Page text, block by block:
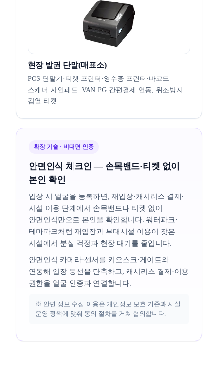
현장 발권 단말(매표소)
POS 단말기·티켓 프린터·영수증 프린터·바코드
스캐너·사인패드. VAN·PG·간편결제 연동, 위조방지
감열 티켓.
확장 기술 · 비대면 인증
안면인식 체크인 — 손목밴드·티켓 없이
본인 확인
입장 시 얼굴을 등록하면, 재입장·캐시리스 결제·
시설 이용 단계에서 손목밴드나 티켓 없이
안면인식만으로 본인을 확인합니다. 워터파크·
테마파크처럼 재입장과 부대시설 이용이 잦은
시설에서 분실 걱정과 현장 대기를 줄입니다.
안면인식 카메라·센서를 키오스크·게이트와
연동해 입장 동선을 단축하고, 캐시리스 결제·이용
권한을 얼굴 인증과 연결합니다.
※ 안면 정보 수집·이용은 개인정보 보호 기준과 시설
운영 정책에 맞춰 동의 절차를 거쳐 협의합니다.